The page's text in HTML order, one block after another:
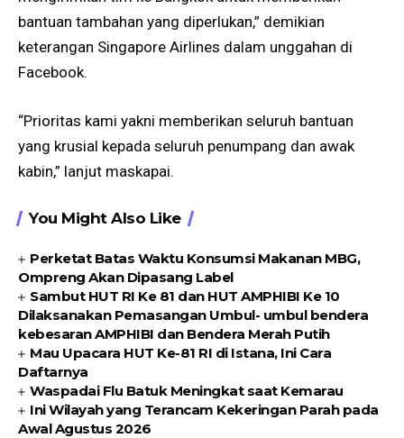
bantuan tambahan yang diperlukan,” demikian
keterangan Singapore Airlines dalam unggahan di
Facebook.
“Prioritas kami yakni memberikan seluruh bantuan
yang krusial kepada seluruh penumpang dan awak
kabin,” lanjut maskapai.
You Might Also Like
Perketat Batas Waktu Konsumsi Makanan MBG,
Ompreng Akan Dipasang Label
Sambut HUT RI Ke 81 dan HUT AMPHIBI Ke 10
Dilaksanakan Pemasangan Umbul- umbul bendera
kebesaran AMPHIBI dan Bendera Merah Putih
Mau Upacara HUT Ke-81 RI di Istana, Ini Cara
Daftarnya
Waspadai Flu Batuk Meningkat saat Kemarau
Ini Wilayah yang Terancam Kekeringan Parah pada
Awal Agustus 2026